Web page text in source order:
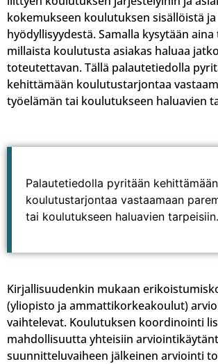
kokemukseen koulutuksen sisällöistä ja
hyödyllisyydestä. Samalla kysytään aina
millaista koulutusta asiakas haluaa
toteutettavan. Tällä palautetiedolla
kehittämään koulutustarjontaa
työelämän tai koulutukseen haluavien
Palautetiedolla pyritään kehittämään
koulutustarjontaa vastaamaan
tai koulutukseen haluavien tarpeisiin.
Kirjallisuudenkin mukaan
(yliopisto ja ammattikorkeakoulut)
vaihtelevat. Koulutuksen koordinointi
mahdollisuutta yhteisiin
suunnitteluvaiheen jälkeinen arviointi